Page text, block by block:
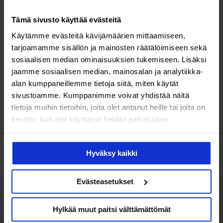
Tämä sivusto käyttää evästeitä
Käytämme evästeitä kävijämäärien mittaamiseen,
tarjoamamme sisällön ja mainosten räätälöimiseen sekä
sosiaalisen median ominaisuuksien tukemiseen. Lisäksi
jaamme sosiaalisen median, mainosalan ja analytiikka-
alan kumppaneillemme tietoja siitä, miten käytät
sivustoamme. Kumppanimme voivat yhdistää näitä
tietoja muihin tietoihin, joita olet antanut heille tai joita on
kerätty, kun olet käyttänyt heidän palvelujaan.
Hyväksy kaikki
Evästeasetukset
Hylkää muut paitsi välttämättömät
Raskaus & hedelmällisyys
Munasolujen lahjoittajia kaivataan
lisää
Lisää luettavaa